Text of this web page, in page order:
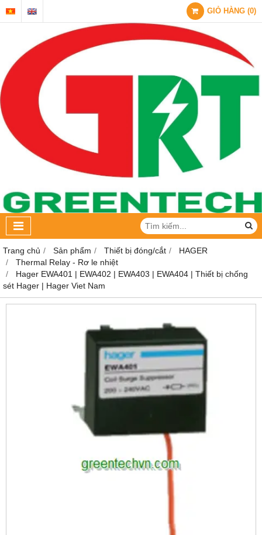
GIỎ HÀNG (0)
Trang chủ Sản phẩm Thiết bị đóng/cắt
HAGER
Thermal Relay - Rơ le nhiệt
Hager EWA401 | EWA402 | EWA403 | EWA404 | Thiết bị chống
sét Hager | Hager Viet Nam